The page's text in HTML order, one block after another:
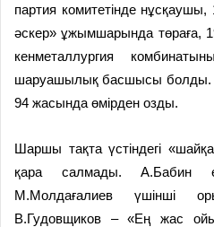
партия комитетінде
әскер» ұжымшарында төраға,
кенметаллургия
шаруашылық басшысы болды.
94 жасында өмірден озды.
Шаршы тақта үстіндегі
қара салмады. А.Бабин
М.Молдағалиев үшінші
В.Гудовщиков – «Ең жас